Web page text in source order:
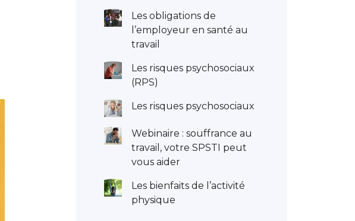
Les obligations de
l’employeur en santé au
travail
Les risques psychosociaux
(RPS)
Les risques psychosociaux
Webinaire : souffrance au
travail, votre SPSTI peut
vous aider
Les bienfaits de l’activité
physique